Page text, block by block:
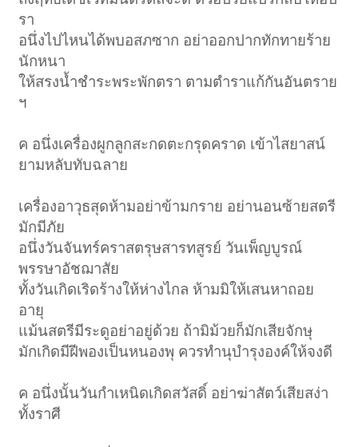
รา
อนึ่งไปไหนได้พบอสภซาก อย่าออกปากทักทายร้าย
นักหนา
ให้สรงน้ำชำระพระพักตรา ตามตำราแก้กันอันตราย
ฯ
ค อนึ่งเครื่องผูกลูกสะกดตะกรุดคราด เข้าไสยาสน์
ยามหลับทับฉลาย
เครื่องอาวุธสุดห้ามอย่าข้ามกราย อย่านอนซ้ายสตรี
มักมีภัย
อนึ่งวันจันทร์คราสตรุษสารทสูรย์ วันเพ็ญบูรณ์
พรรษาอัชฌาสัย
ทั้งวันเกิดเริดร้างให้ห่างไกล ห้ามมิให้เสนหาถอย
อายุ
แม้นสตรีมีระดูอย่าอยู่ด้วย ถ้ามิม้วยก็มักเสียจักษุ
มักเกิดมีฝีพองเป็นหนองพุ ควรทำนุบำรุงองค์ให้จงดี
ค อนึ่งนั้นวันกำเหนิดเกิดสวัสดิ์ อย่าฆ่าสัตว์เสียสง่า
ทั้งราศี